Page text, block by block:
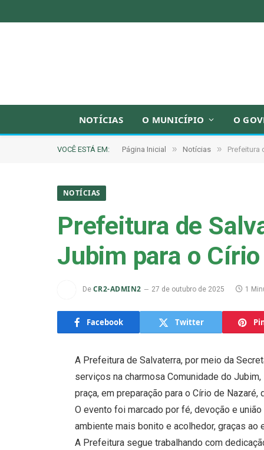
NOTÍCIAS O MUNICÍPIO O
VOCÊ ESTÁ EM: Página Inicial » Notícias » Prefeitura
NOTÍCIAS
Prefeitura de
Jubim para o
De CR2-ADMIN2 27 de outubro de 2025 1
Facebook Twitter
A Prefeitura de Salvaterra, por meio da
serviços na charmosa Comunidade do
praça, em preparação para o Círio de
O evento foi marcado por fé, devoção e
ambiente mais bonito e acolhedor, graças ao
A Prefeitura segue trabalhando com